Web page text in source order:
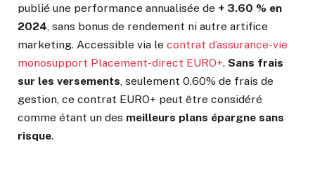
publié une performance annualisée de + 3.60 % en
2024, sans bonus de rendement ni autre artifice
marketing. Accessible via le contrat d’assurance-vie
monosupport Placement-direct EURO+. Sans frais
sur les versements, seulement 0.60% de frais de
gestion, ce contrat EURO+ peut être considéré
comme étant un des meilleurs plans épargne sans
risque.